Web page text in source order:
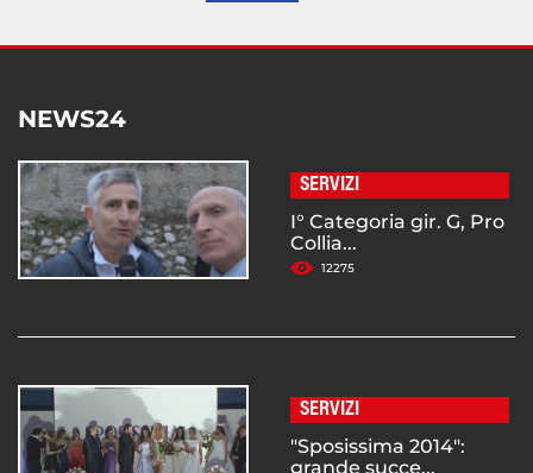
NEWS24
SERVIZI
I° Categoria gir. G, Pro
Collia...
12275
SERVIZI
"Sposissima 2014":
grande succe...